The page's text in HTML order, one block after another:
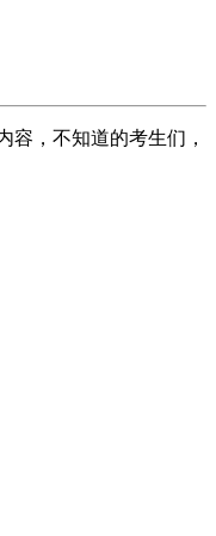
，不知道的考生们，